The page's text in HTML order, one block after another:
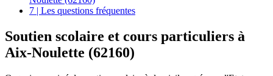
7 | Les questions fréquentes
Soutien scolaire et cours particuliers à
Aix-Noulette (62160)